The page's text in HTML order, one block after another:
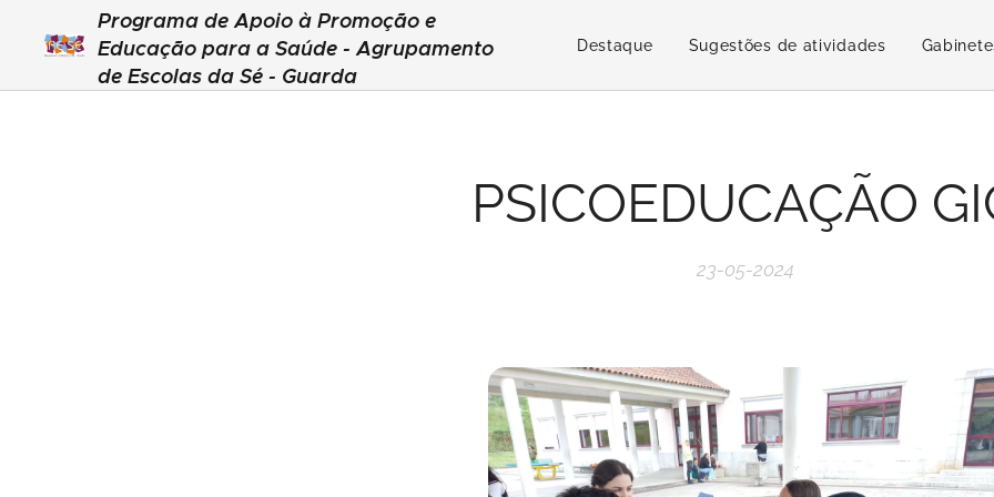
Programa de Apoio à Promoção e
Educação para a Saúde - Agrupamento
de Escolas da Sé - Guarda
Destaque Sugestões de atividades
PSICOEDUCAÇÃO
23-05-2024